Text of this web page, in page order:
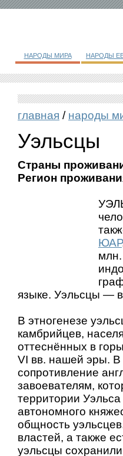
НАРОДЫ МИРА НАРОДЫ
главная / народы
Уэльсцы
Страны
Регион
ЮАР
млн.
языке. Уэльсцы —
В этногенезе
камбрийцев,
оттеснённых в
VI вв. нашей эры. В
сопротивление
завоевателям,
территории
автономного
общность
властей, а также
уэльсцы